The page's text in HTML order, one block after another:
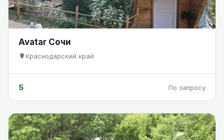
Avatar Сочи
Краснодарский край
5 По запросу